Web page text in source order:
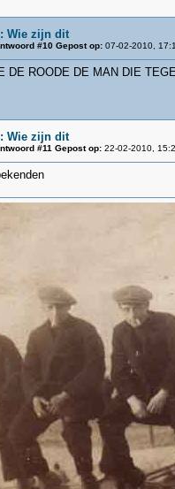
Wie zijn dit
#10 Gepost op:07-02-2010,
DE ROODE DE MAN DIE
Wie zijn dit
#11 Gepost op:22-02-2010,